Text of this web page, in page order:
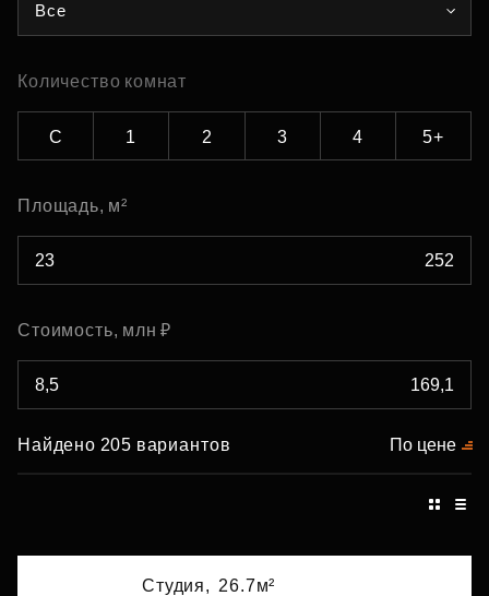
Все
Количество комнат
С 1 2 3 4 5+
Площадь, м²
Стоимость, млн ₽
Найдено 205 вариантов По цене
Студия, 26.7м²